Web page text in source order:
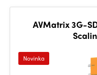
AVMatrix 3G-
Novinka